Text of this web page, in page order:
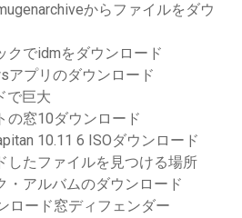
からファイルをダウ
クでidmをダウンロード
アプリのダウンロード
で巨大
の窓10ダウンロード
10.11 6 ISOダウンロード
したファイルを見つける場所
・アルバムのダウンロード
ロード窓ディフェンダー